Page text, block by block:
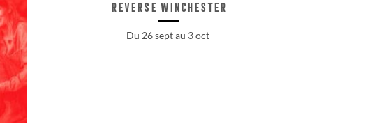
Reverse Winchester
Du 26 sept au 3 oct